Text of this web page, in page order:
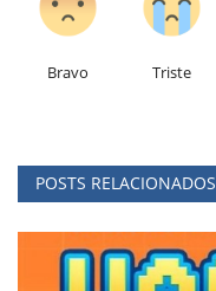
Bravo Triste
POSTS RELACIONADOS